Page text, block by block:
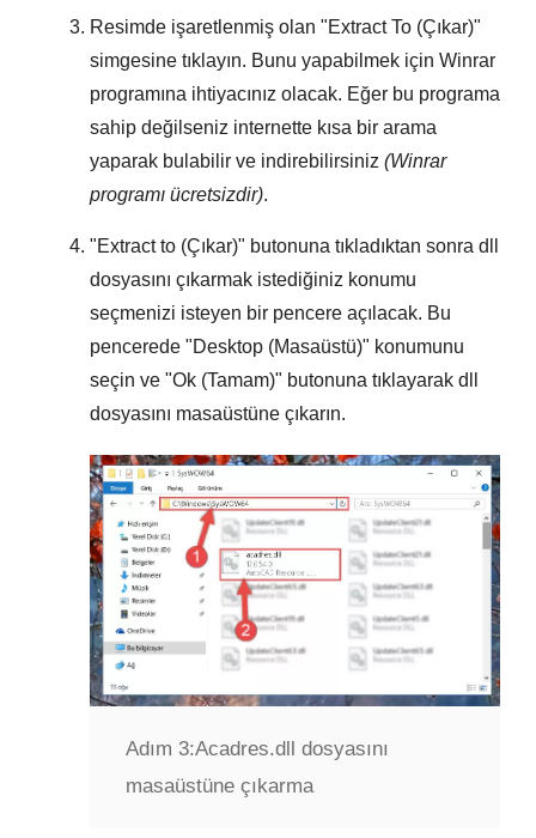
Resimde işaretlenmiş olan "Extract To (Çıkar)"
simgesine tıklayın. Bunu yapabilmek için Winrar
programına ihtiyacınız olacak. Eğer bu programa
sahip değilseniz internette kısa bir arama
yaparak bulabilir ve indirebilirsiniz (Winrar
programı ücretsizdir).
"Extract to (Çıkar)" butonuna tıkladıktan sonra dll
dosyasını çıkarmak istediğiniz konumu
seçmenizi isteyen bir pencere açılacak. Bu
pencerede "Desktop (Masaüstü)" konumunu
seçin ve "Ok (Tamam)" butonuna tıklayarak dll
dosyasını masaüstüne çıkarın.
Adım 3:Acadres.dll dosyasını
masaüstüne çıkarma